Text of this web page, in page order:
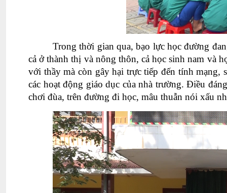
Trong thời gian qua, bạo lực học đường
cả ở thành thị và nông thôn, cả học sinh nam và
với thầy mà còn gây hại trực tiếp đến tính mạng,
các hoạt động giáo dục của nhà trường. Điều
chơi đùa, trên đường đi học, mâu thuẫn nói xấu